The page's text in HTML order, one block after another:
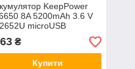
KeepPower
8A 5200mAh 3.6 V
microUSB
₴
Купити